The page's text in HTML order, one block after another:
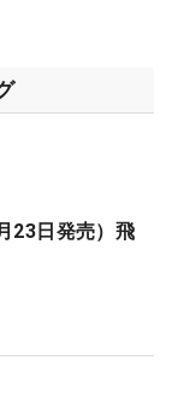
23日発売）飛